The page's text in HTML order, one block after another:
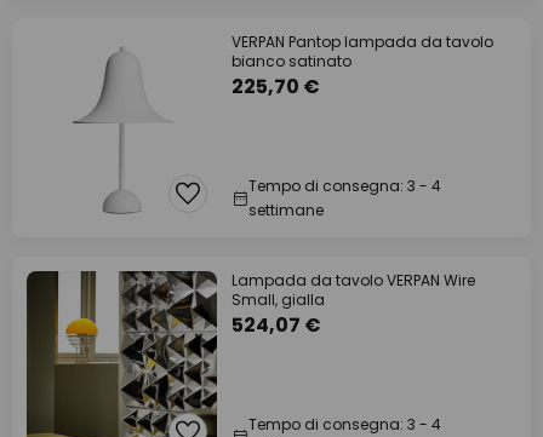
VERPAN Pantop lampada da tavolo
bianco satinato
225,70 €
Tempo di consegna: 3 - 4
settimane
Lampada da tavolo VERPAN Wire
Small, gialla
524,07 €
Tempo di consegna: 3 - 4